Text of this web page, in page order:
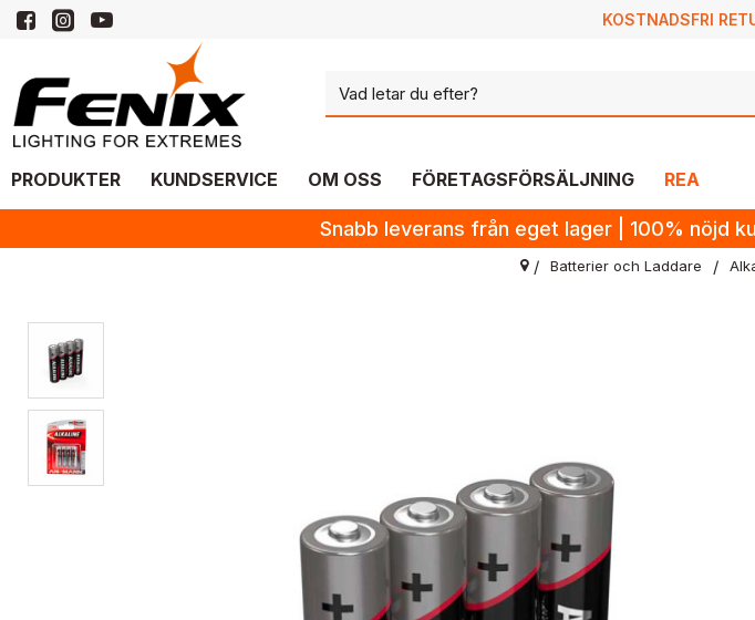
KOSTNADSFRI
PRODUKTER KUNDSERVICE OM OSS FÖRETAGSFÖRSÄLJNING REA
Snabb leverans från eget lager | 100% nöjd
Batterier och Laddare